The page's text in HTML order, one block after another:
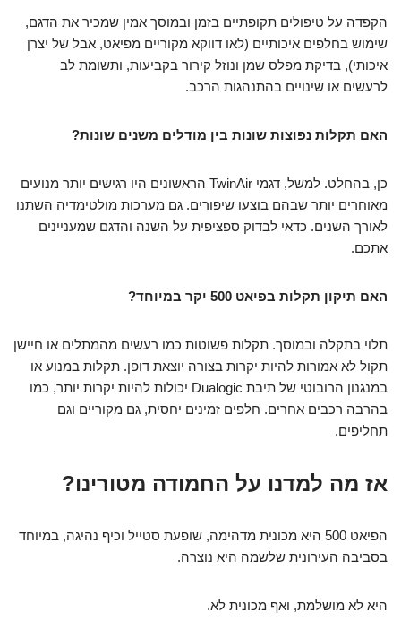
הקפדה על טיפולים תקופתיים בזמן ובמוסך אמין שמכיר את הדגם,
שימוש בחלפים איכותיים (לאו דווקא מקוריים מפיאט, אבל של יצרן
איכותי), בדיקת מפלס שמן ונוזל קירור בקביעות, ותשומת לב
לרעשים או שינויים בהתנהגות הרכב.
האם תקלות נפוצות שונות בין מודלים משנים שונות?
כן, בהחלט. למשל, דגמי TwinAir הראשונים היו רגישים יותר מנועים
מאוחרים יותר שבהם בוצעו שיפורים. גם מערכות מולטימדיה השתנו
לאורך השנים. כדאי לבדוק ספציפית על השנה והדגם שמעניינים
אתכם.
האם תיקון תקלות בפיאט 500 יקר במיוחד?
תלוי בתקלה ובמוסך. תקלות פשוטות כמו רעשים מהמתלים או חיישן
תקול לא אמורות להיות יקרות בצורה יוצאת דופן. תקלות במנוע או
במנגנון הרובוטי של תיבת Dualogic יכולות להיות יקרות יותר, כמו
בהרבה רכבים אחרים. חלפים זמינים יחסית, גם מקוריים וגם
תחליפים.
אז מה למדנו על החמודה מטורינו?
הפיאט 500 היא מכונית מדהימה, שופעת סטייל וכיף נהיגה, במיוחד
בסביבה העירונית שלשמה היא נוצרה.
היא לא מושלמת, ואף מכונית לא.